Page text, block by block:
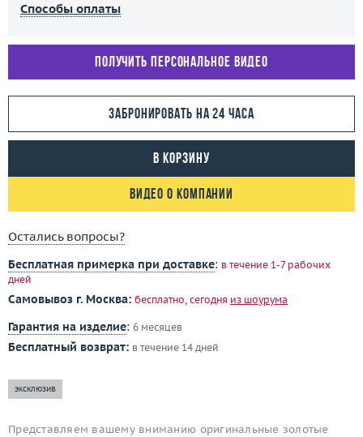
Способы оплаты
Получить персональное видео
Забронировать на 24 часа
В корзину
Видео о компании
Остались вопросы?
Бесплатная примерка при доставке: в течение 1-7 рабочих
дней
Самовывоз г. Москва: бесплатно, сегодня из шоурума
Гарантия на изделие: 6 месяцев
Бесплатный возврат: в течение 14 дней
эксклюзив
Представляем вашему вниманию оригинальные золотые